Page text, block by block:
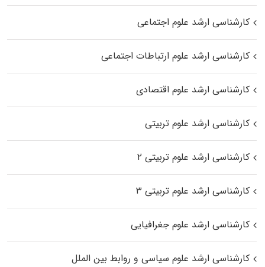
کارشناسی ارشد علوم اجتماعی
کارشناسی ارشد علوم ارتباطات اجتماعی
کارشناسی ارشد علوم اقتصادی
کارشناسی ارشد علوم تربیتی
کارشناسی ارشد علوم تربیتی ۲
کارشناسی ارشد علوم تربیتی ۳
کارشناسی ارشد علوم جغرافیایی
کارشناسی ارشد علوم سیاسی و روابط بین الملل